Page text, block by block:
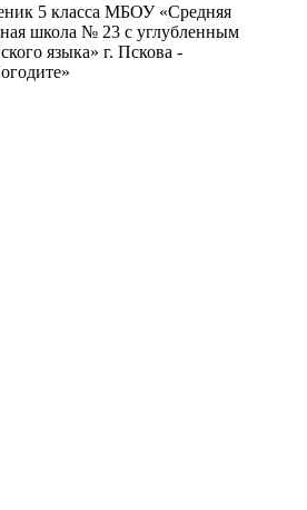
5 класса МБОУ «Средняя
школа № 23 с углубленным
языка» г. Пскова -